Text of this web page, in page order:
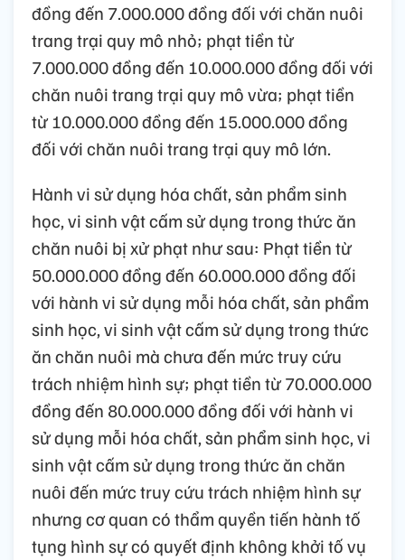
đồng đến 7.000.000 đồng đối với chăn nuôi
trang trại quy mô nhỏ; phạt tiền từ
7.000.000 đồng đến 10.000.000 đồng đối với
chăn nuôi trang trại quy mô vừa; phạt tiền
từ 10.000.000 đồng đến 15.000.000 đồng
đối với chăn nuôi trang trại quy mô lớn.
Hành vi sử dụng hóa chất, sản phẩm sinh
học, vi sinh vật cấm sử dụng trong thức ăn
chăn nuôi bị xử phạt như sau: Phạt tiền từ
50.000.000 đồng đến 60.000.000 đồng đối
với hành vi sử dụng mỗi hóa chất, sản phẩm
sinh học, vi sinh vật cấm sử dụng trong thức
ăn chăn nuôi mà chưa đến mức truy cứu
trách nhiệm hình sự; phạt tiền từ 70.000.000
đồng đến 80.000.000 đồng đối với hành vi
sử dụng mỗi hóa chất, sản phẩm sinh học, vi
sinh vật cấm sử dụng trong thức ăn chăn
nuôi đến mức truy cứu trách nhiệm hình sự
nhưng cơ quan có thẩm quyền tiến hành tố
tụng hình sự có quyết định không khởi tố vụ